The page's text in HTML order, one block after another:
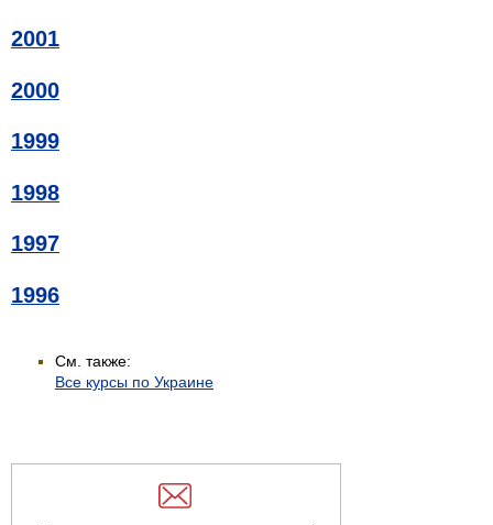
2001
2000
1999
1998
1997
1996
См. также:
Все курсы по Украине